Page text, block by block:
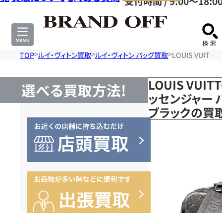
0120604117
サ
TOP ルイ・ヴィトン買取 ルイ・ヴィトン バッグ買取 LOUIS
選べる買取方法!
LOUIS
ッセンジャー
ブラックの買